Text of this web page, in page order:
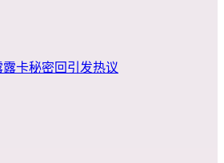
卡秘密回引发热议